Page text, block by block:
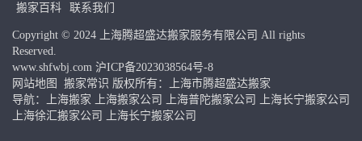
搬家百科
联系我们
Copyright © 2024 上海腾超盛达搬家服务有限公司 All rights
Reserved.
www.shfwbj.com 沪ICP备2023038564号-8
网站地图
搬家常识 版权所有：上海市腾超盛达搬家
导航：
上海搬家 上海搬家公司 上海普陀搬家公司
上海长宁搬家公司
上海徐汇搬家公司
上海长宁搬家公司